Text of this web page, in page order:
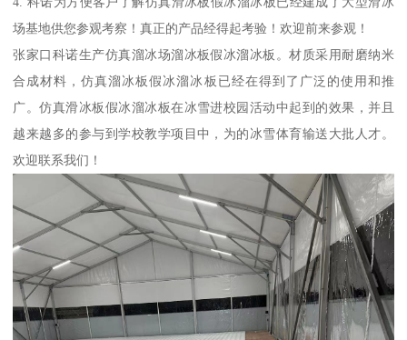
场基地供您参观考察！真正的产品经得起考验！欢迎前来参观！
张家口科诺生产仿真溜冰场溜冰板假冰溜冰板。材质采用耐磨纳米
合成材料，仿真溜冰板假冰溜冰板已经在得到了广泛的使用和推
广。仿真滑冰板假冰溜冰板在冰雪进校园活动中起到的效果，并且
越来越多的参与到学校教学项目中，为的冰雪体育输送大批人才。
欢迎联系我们！